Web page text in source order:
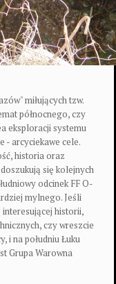
miłujących tzw.
północnego, czy
eksploracji systemu
- arcyciekawe cele.
historia oraz
się kolejnych
odcinek FF O-
mylnego. Jeśli
historii,
czy wreszcie
i na południu Łuku
Grupa Warowna